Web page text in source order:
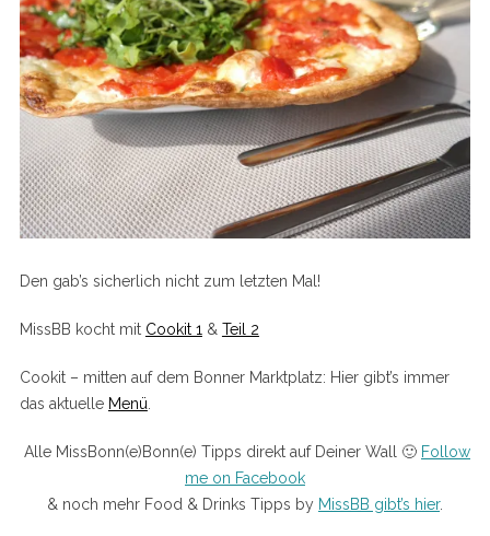
Den gab’s sicherlich nicht zum letzten Mal!
MissBB kocht mit Cookit 1 & Teil 2
Cookit – mitten auf dem Bonner Marktplatz: Hier gibt’s immer
das aktuelle Menü
Alle MissBonn(e)Bonn(e) Tipps direkt auf Deiner Wall 🙂 Follow
me on Facebook
& noch mehr Food & Drinks Tipps by MissBB gibt’s hier.